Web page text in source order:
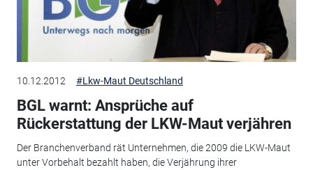
10.12.2012 #Lkw-Maut Deutschland
BGL warnt: Ansprüche auf
Rückerstattung der LKW-Maut verjähren
Der Branchenverband rät Unternehmen, die 2009 die LKW-Maut
unter Vorbehalt bezahlt haben, die Verjährung ihrer